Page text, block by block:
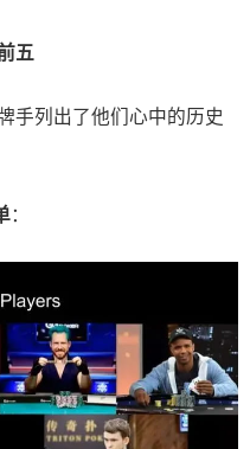
五
手列出了他们心中的历史
：